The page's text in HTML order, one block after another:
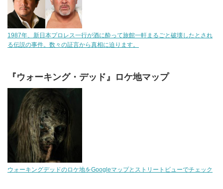
1987年、新日本プロレス一行が酒に酔って旅館一軒まるごと破壊したとされ
る伝説の事件。数々の証言から真相に迫ります。
『ウォーキング・デッド』ロケ地マップ
ウォーキングデッドのロケ地をGoogleマップとストリートビューでチェック